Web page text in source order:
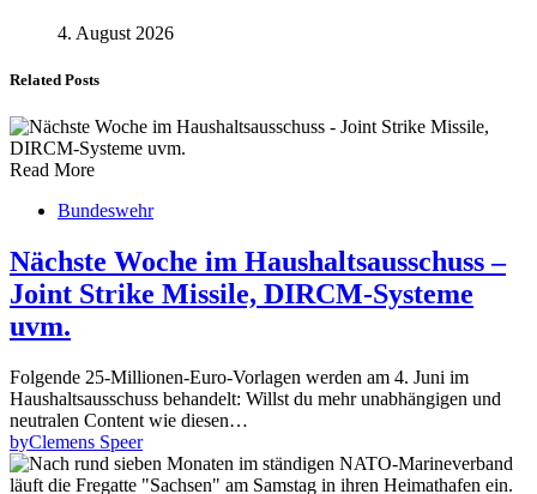
4. August 2026
Related Posts
Read More
Bundeswehr
Nächste Woche im Haushaltsausschuss –
Joint Strike Missile, DIRCM-Systeme
uvm.
Folgende 25-Millionen-Euro-Vorlagen werden am 4. Juni im
Haushaltsausschuss behandelt: Willst du mehr unabhängigen und
neutralen Content wie diesen…
byClemens Speer